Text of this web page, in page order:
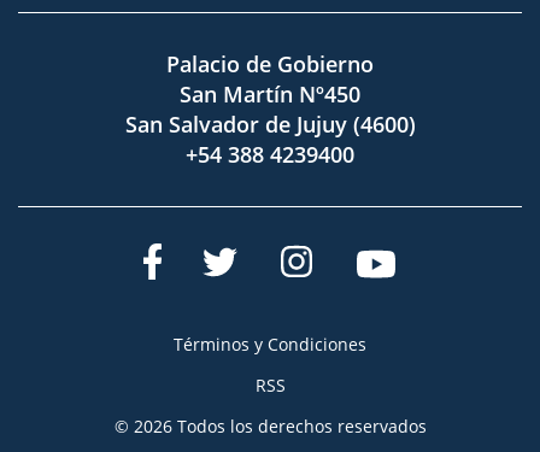
Palacio de Gobierno
San Martín Nº450
San Salvador de Jujuy (4600)
+54 388 4239400
Términos y Condiciones
RSS
© 2026 Todos los derechos reservados